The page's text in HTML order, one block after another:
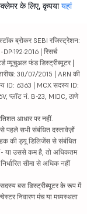
के लिए, कृपयायहां
ब्रोकर SEBI रजिस्ट्रेशन:
192-2016 | रिसर्च
म्यूचुअल फंड डिस्ट्रीब्यूटर |
30/07/2015 | ARN की
ID: 6363 | MCX सदस्य ID:
प्लॉट नं. B-23, MIDC, ठाणे
आधार पर नहीं.
पहले सभी संबंधित दस्तावेज़ों
की ड्यू डिलिजेंस से संबंधित
या उससे कम है, तो अधिकतम
सीमा से अधिक नहीं
बस डिस्ट्रीब्यूटर के रूप में
निवारण मंच या मध्यस्थता